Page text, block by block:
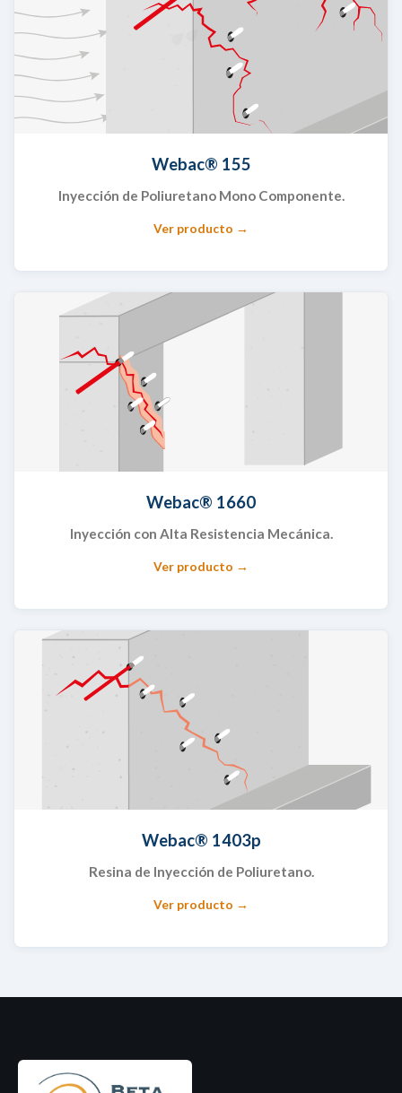
Webac® 155
Inyección de Poliuretano Mono Componente.
Ver producto →
Webac® 1660
Inyección con Alta Resistencia Mecánica.
Ver producto →
Webac® 1403p
Resina de Inyección de Poliuretano.
Ver producto →